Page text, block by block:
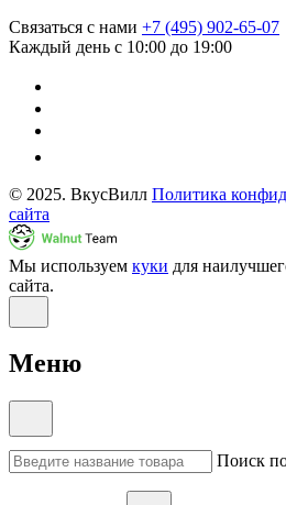
Связаться с нами +7 (495) 902-65-07
Каждый день с 10:00 до 19:00
© 2025. ВкусВилл Политика
сайта
Мы используем куки для
сайта.
Меню
Поиск